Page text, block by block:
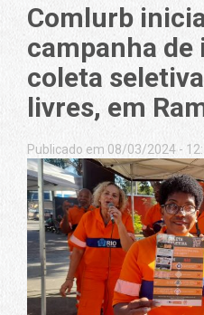
Comlurb
campanha de
coleta
livres, em
Publicado em 08/03/2024 -